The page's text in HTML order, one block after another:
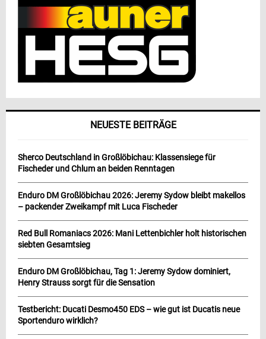
NEUESTE BEITRÄGE
Sherco Deutschland in Großlöbichau: Klassensiege für
Fischeder und Chlum an beiden Renntagen
Enduro DM Großlöbichau 2026: Jeremy Sydow bleibt makellos
– packender Zweikampf mit Luca Fischeder
Red Bull Romaniacs 2026: Mani Lettenbichler holt historischen
siebten Gesamtsieg
Enduro DM Großlöbichau, Tag 1: Jeremy Sydow dominiert,
Henry Strauss sorgt für die Sensation
Testbericht: Ducati Desmo450 EDS – wie gut ist Ducatis neue
Sportenduro wirklich?